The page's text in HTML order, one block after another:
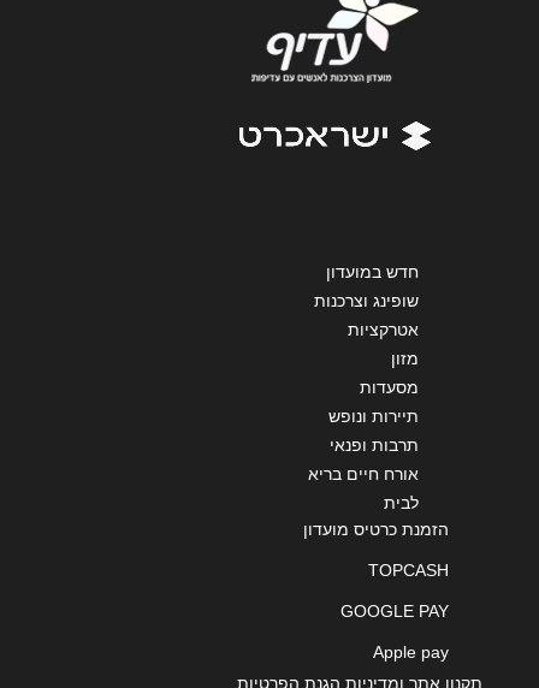
חדש במועדון
שופינג וצרכנות
אטרקציות
מזון
מסעדות
תיירות ונופש
תרבות ופנאי
אורח חיים בריא
לבית
הזמנת כרטיס מועדון
TOPCASH
GOOGLE PAY
Apple pay
תקנון אתר ומדיניות הגנת הפרטיות